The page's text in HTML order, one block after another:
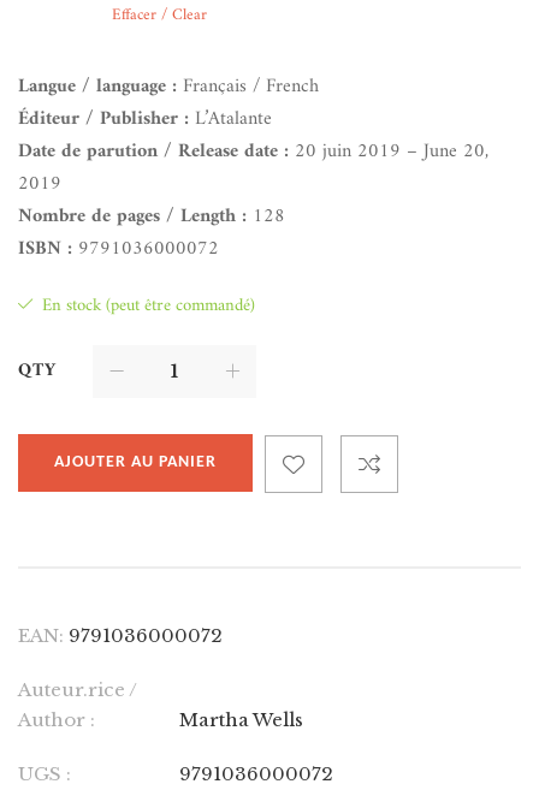
Effacer / Clear
Langue / language : Français / French
Éditeur / Publisher : L’Atalante
Date de parution / Release date : 20 juin 2019 – June 20,
2019
Nombre de pages / Length : 128
ISBN : 9791036000072
En stock (peut être commandé)
QTY
AJOUTER AU PANIER
EAN: 9791036000072
Auteur.rice /
Author :
Martha Wells
UGS : 9791036000072